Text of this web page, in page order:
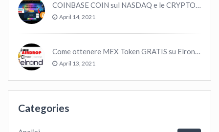
COINBASE COIN sul NASDAQ e le CRYPTO volano!
April 14, 2021
Come ottenere MEX Token GRATIS su Elrond ?
April 13, 2021
Categories